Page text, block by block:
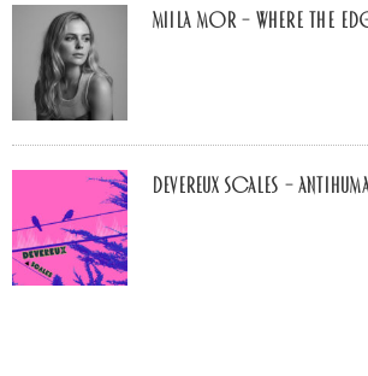
Miila Mor – Where The
Devereux Scales –